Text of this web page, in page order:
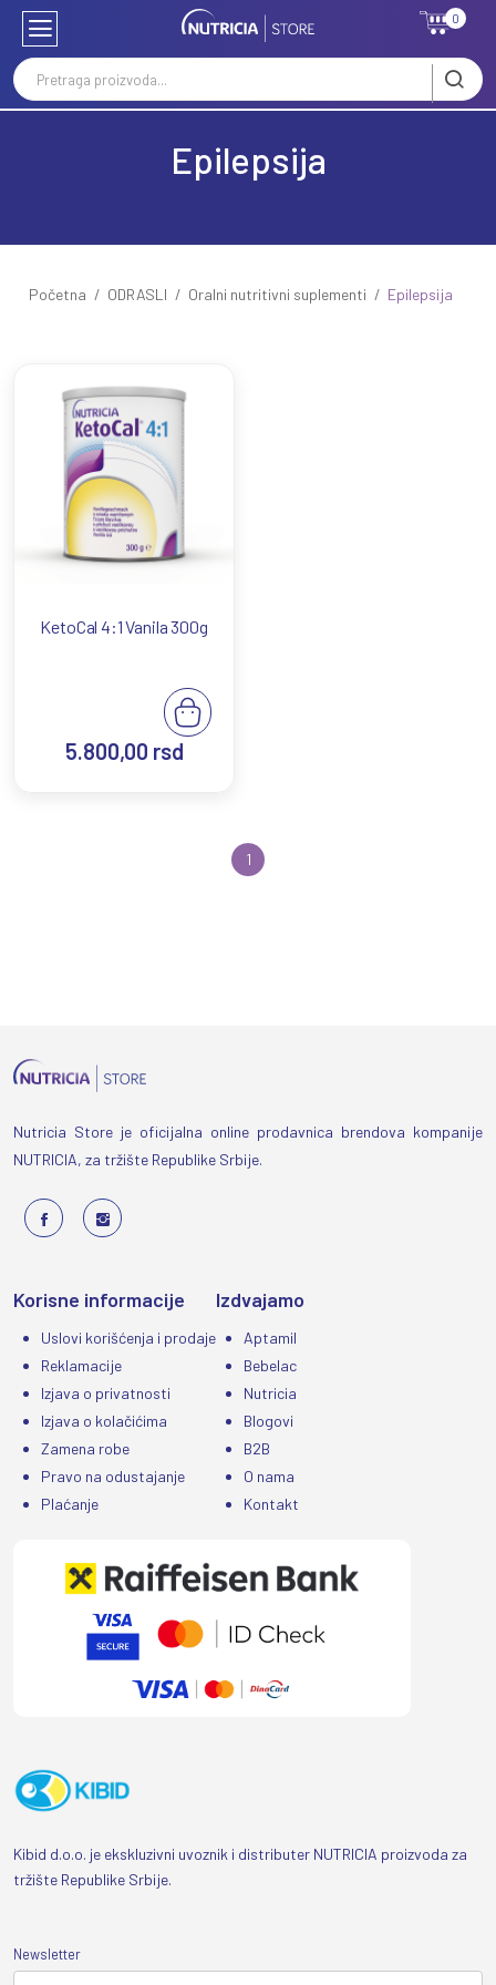
0
Epilepsija
Početna ODRASLI Oralni nutritivni suplementi Epilepsija
KetoCal 4:1 Vanila 300g
5.800,00 rsd
1
Nutricia Store je oficijalna online prodavnica brendova kompanije
NUTRICIA, za tržište Republike Srbije.
Korisne informacije
Uslovi korišćenja i prodaje
Reklamacije
Izjava o privatnosti
Izjava o kolačićima
Zamena robe
Pravo na odustajanje
Plaćanje
Izdvajamo
Aptamil
Bebelac
Nutricia
Blogovi
B2B
O nama
Kontakt
Kibid d.o.o. je ekskluzivni uvoznik i distributer NUTRICIA proizvoda za
tržište Republike Srbije.
Newsletter